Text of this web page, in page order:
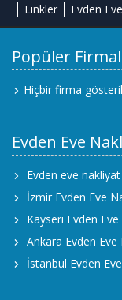
Linkler Evden
Popüler
Hiçbir firma
Evden Eve
Evden eve nakliyat
İzmir Evden Eve
Kayseri Evden
Ankara Evden Eve
İstanbul Evden